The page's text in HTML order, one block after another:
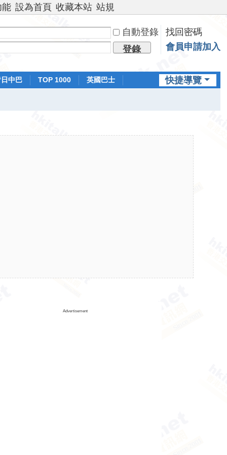
能 設為首頁 收藏本站 站規
自動登錄
找回密碼
登錄
會員申請加入
快捷導覽
中巴 TOP 1000
英國巴士
Advertisement